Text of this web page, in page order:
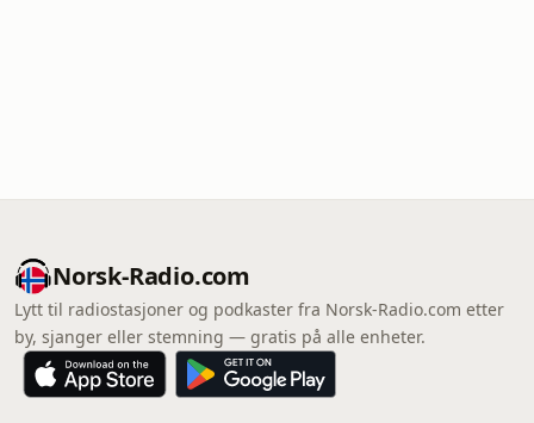
Norsk-Radio.com
Lytt til radiostasjoner og podkaster fra Norsk-Radio.com etter
by, sjanger eller stemning — gratis på alle enheter.